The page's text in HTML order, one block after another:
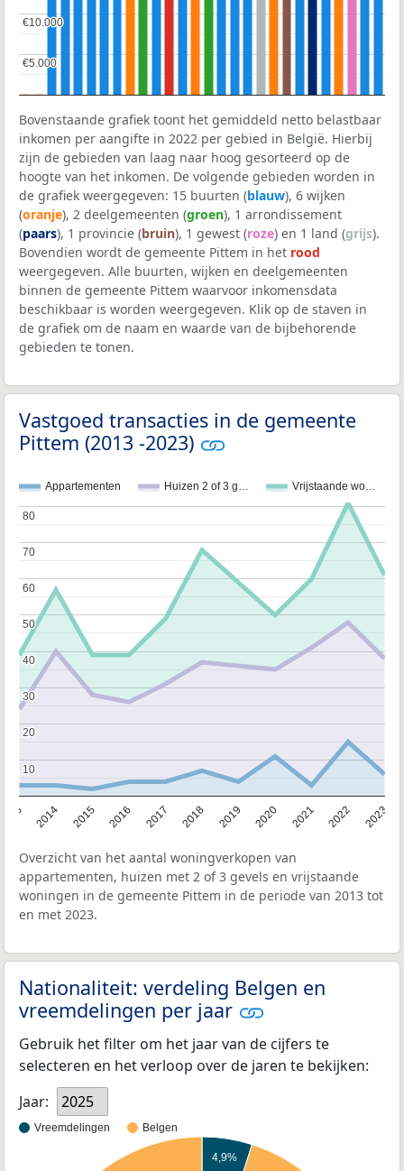
€5.000
€5.000
€10.000
€10.000
Bovenstaande grafiek toont het gemiddeld netto belastbaar
inkomen per aangifte in 2022 per gebied in België. Hierbij
zijn de gebieden van laag naar hoog gesorteerd op de
hoogte van het inkomen. De volgende gebieden worden in
de grafiek weergegeven: 15 buurten (blauw), 6 wijken
(oranje), 2 deelgemeenten (groen), 1 arrondissement
(paars), 1 provincie (bruin), 1 gewest (roze) en 1 land (grijs).
Bovendien wordt de gemeente Pittem in het rood
weergegeven. Alle buurten, wijken en deelgemeenten
binnen de gemeente Pittem waarvoor inkomensdata
beschikbaar is worden weergegeven. Klik op de staven in
de grafiek om de naam en waarde van de bijbehorende
gebieden te tonen.
Vastgoed transacties in de gemeente
Pittem (2013 -2023)
Appartementen Huizen 2 of 3 g… Vrijstaande wo…
2014 2015 2016 2017 2018 2019 2020 2021 2022 2023
10
10
20
20
30
30
40
40
50
50
60
60
70
70
80
80
Overzicht van het aantal woningverkopen van
appartementen, huizen met 2 of 3 gevels en vrijstaande
woningen in de gemeente Pittem in de periode van 2013 tot
en met 2023.
Nationaliteit: verdeling Belgen en
vreemdelingen per jaar
Gebruik het filter om het jaar van de cijfers te
selecteren en het verloop over de jaren te bekijken:
Jaar:
2025
Vreemdelingen Belgen
4,9%